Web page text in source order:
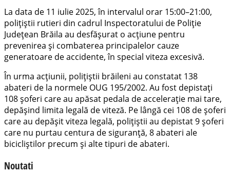
La data de 11 iulie 2025, în intervalul orar 15:00–21:00,
polițiștii rutieri din cadrul Inspectoratului de Poliție
Județean Brăila au desfășurat o acțiune pentru
prevenirea și combaterea principalelor cauze
generatoare de accidente, în special viteza excesivă.
În urma acțiunii, polițiștii brăileni au constatat 138
abateri de la normele OUG 195/2002. Au fost depistați
108 șoferi care au apăsat pedala de accelerație mai tare,
depășind limita legală de viteză. Pe lângă cei 108 de șoferi
care au depășit viteza legală, polițiștii au depistat 9 șoferi
care nu purtau centura de siguranță, 8 abateri ale
bicicliștilor precum și alte tipuri de abateri.
Noutati